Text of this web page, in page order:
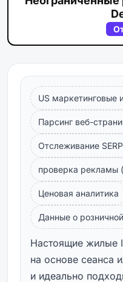
US маркетинговые
Парсинг веб-
Отслеживание
проверка рекламы
Ценовая аналитика
Данные о
Настоящие жилые
на основе сеанса
и идеально